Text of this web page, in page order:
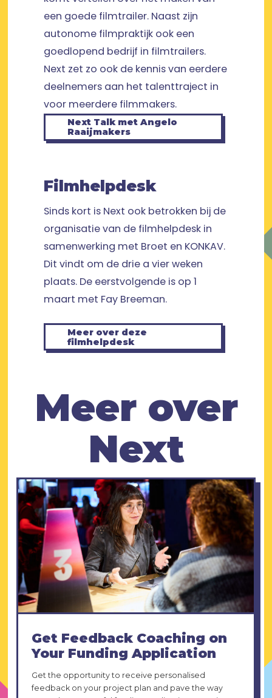
een goede filmtrailer. Naast zijn
autonome filmpraktijk ook een
goedlopend bedrijf in filmtrailers.
Next zet zo ook de kennis van eerdere
deelnemers aan het talenttraject in
voor meerdere filmmakers.
Next Talk met Angelo
Raaijmakers
Filmhelpdesk
Sinds kort is Next ook betrokken bij de
organisatie van de filmhelpdesk in
samenwerking met Broet en KONKAV.
Dit vindt om de drie a vier weken
plaats. De eerstvolgende is op 1
maart met Fay Breeman.
Meer over deze
filmhelpdesk
Meer over
Next
Get Feedback Coaching on
Your Funding Application
Get the opportunity to receive personalised
feedback on your project plan and pave the way